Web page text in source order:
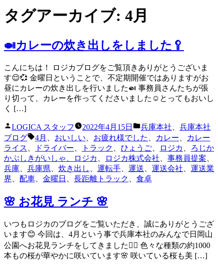
タグアーカイブ: 4月
🍛カレーの炊き出しをしました🥄
こんにちは！ ロジカブログをご覧頂きありがとうございま
す😌💞 金曜日ということで、不定期開催ではありますがお
昼にカレーの炊き出しを行いました🍛 事務員さんたちが張
り切って、カレーを作ってくださいました☺️とってもおいし
く […]
投
稿
者:
LOGICA スタッフ 2022年4月15日
カ
テ
ゴ
リ
ー:
兵庫本社
兵庫本社
ブログ
タ
グ:
4月 おいしい お疲れ様でした カレー
カレー
ライス
ドライバー トラック ひょうご ロジカ
ろじか
かぶしきがいしゃ、ロジカ
ロジカ株式会社 事務員提案
兵庫
兵庫県 炊き出し 運転手 運送 運送会社
運送業
界
配車 金曜日 長距離トラック 食卓
🌸 お花見 ランチ 🌸
いつもロジカのブログをご覧いただき、誠にありがとうござ
います😊 今回は、4月という事で兵庫本社のみんなで日岡山
公園へお花見ランチをしてきました✌🏻 色々な種類の約1000
本もの桜が華やかに咲いています🌸 咲いている桜も美 […]